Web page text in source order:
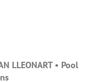
LLEONART • Pool